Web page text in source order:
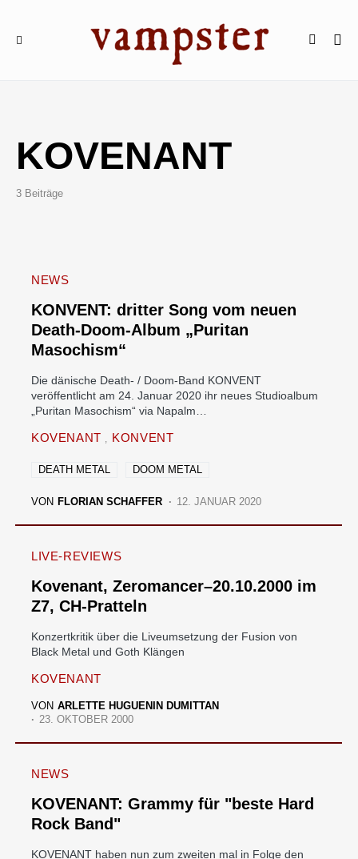
KOVENANT
3 Beiträge
NEWS
KONVENT: dritter Song vom neuen
Death-Doom-Album „Puritan
Masochism“
Die dänische Death- / Doom-Band KONVENT
veröffentlicht am 24. Januar 2020 ihr neues Studioalbum
„Puritan Masochism“ via Napalm…
KOVENANT KONVENT
DEATH METAL DOOM METAL
VON FLORIAN SCHAFFER 12. JANUAR 2020
LIVE-REVIEWS
Kovenant, Zeromancer–20.10.2000 im
Z7, CH-Pratteln
Konzertkritik über die Liveumsetzung der Fusion von
Black Metal und Goth Klängen
KOVENANT
VON ARLETTE HUGUENIN DUMITTAN
23. OKTOBER 2000
NEWS
KOVENANT: Grammy für "beste Hard
Rock Band"
KOVENANT haben nun zum zweiten mal in Folge den